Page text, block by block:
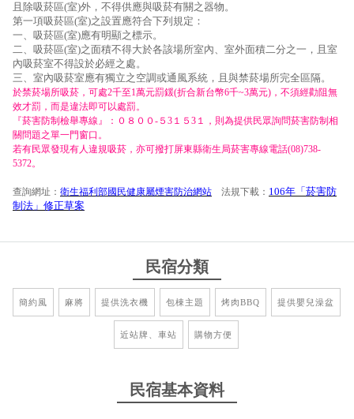
且除吸菸區(室)外，不得供應與吸菸有關之器物。
第一項吸菸區(室)之設置應符合下列規定：
一、吸菸區(室)應有明顯之標示。
二、吸菸區(室)之面積不得大於各該場所室內、室外面積二分之一，且室
內吸菸室不得設於必經之處。
三、室內吸菸室應有獨立之空調或通風系統，且與禁菸場所完全區隔。
於禁菸場所吸菸，可處2千至1萬元罰鍰(折合新台幣6千~3萬元)，不須經勸阻無
效才罰，而是違法即可以處罰。
『菸害防制檢舉專線』：０８００-５3１５3１，則為提供民眾詢問菸害防制相
關問題之單一門窗口。
若有民眾發現有人違規吸菸，亦可撥打屏東縣衛生局菸害專線電話(08)738-
5372。
查詢網址： 衛生福利部國民健康屬煙害防治網站 法規下載： 106年「菸害防
制法」修正草案
民宿分類
簡約風 麻將 提供洗衣機 包棟主題 烤肉BBQ 提供嬰兒澡盆
近站牌、車站 購物方便
民宿基本資料